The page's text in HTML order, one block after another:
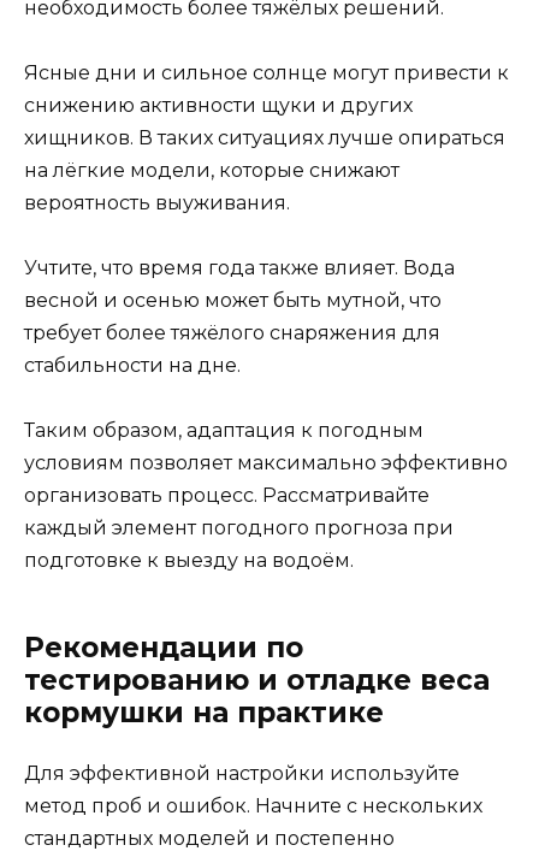
необходимость более тяжёлых решений.
Ясные дни и сильное солнце могут привести к
снижению активности щуки и других
хищников. В таких ситуациях лучше опираться
на лёгкие модели, которые снижают
вероятность выуживания.
Учтите, что время года также влияет. Вода
весной и осенью может быть мутной, что
требует более тяжёлого снаряжения для
стабильности на дне.
Таким образом, адаптация к погодным
условиям позволяет максимально эффективно
организовать процесс. Рассматривайте
каждый элемент погодного прогноза при
подготовке к выезду на водоём.
Рекомендации по
тестированию и отладке веса
кормушки на практике
Для эффективной настройки используйте
метод проб и ошибок. Начните с нескольких
стандартных моделей и постепенно